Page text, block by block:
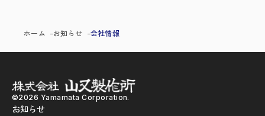
ホーム お知らせ 会社情報
©2026 Yamamata Corporation.
お知らせ